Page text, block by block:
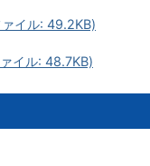
イル: 49.2KB)
イル: 48.7KB)